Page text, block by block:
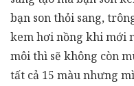
bạn son thỏi sang,
kem hơi nồng khi mới
môi thì sẽ không còn
tất cả 15 màu nhưng